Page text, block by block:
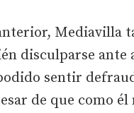
Mediavilla
disculparse ante
sentir
de que como él